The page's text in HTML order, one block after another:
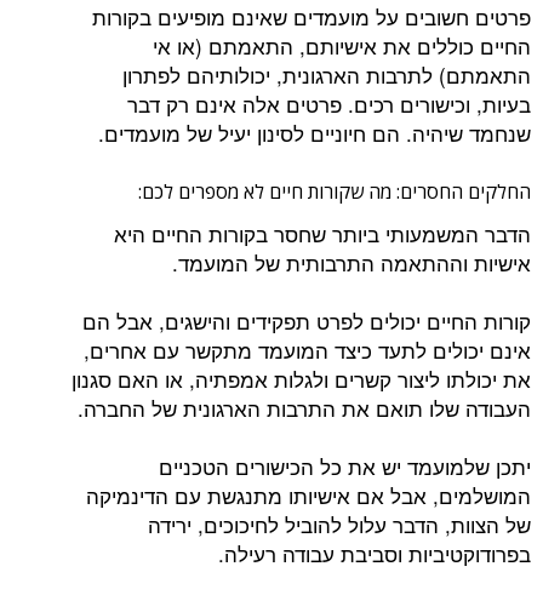
פרטים חשובים על מועמדים שאינם מופיעים בקורות
החיים כוללים את אישיותם, התאמתם (או אי
התאמתם) לתרבות הארגונית, יכולותיהם לפתרון
בעיות, וכישורים רכים. פרטים אלה אינם רק דבר
שנחמד שיהיה. הם חיוניים לסינון יעיל של מועמדים.
החלקים החסרים: מה שקורות חיים לא מספרים לכם:
הדבר המשמעותי ביותר שחסר בקורות החיים היא
אישיות וההתאמה התרבותית של המועמד.
קורות החיים יכולים לפרט תפקידים והישגים, אבל הם
אינם יכולים לתעד כיצד המועמד מתקשר עם אחרים,
את יכולתו ליצור קשרים ולגלות אמפתיה, או האם סגנון
העבודה שלו תואם את התרבות הארגונית של החברה.
יתכן שלמועמד יש את כל הכישורים הטכניים
המושלמים, אבל אם אישיותו מתנגשת עם הדינמיקה
של הצוות, הדבר עלול להוביל לחיכוכים, ירידה
בפרודוקטיביות וסביבת עבודה רעילה.